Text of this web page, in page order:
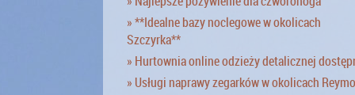
» **Idealne bazy noclegowe w okolicach
Szczyrka**
» Hurtownia online odzieży detalicznej
» Usługi naprawy zegarków w okolicach